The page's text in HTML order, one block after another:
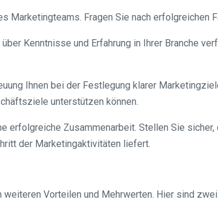
Marketingteams. Fragen Sie nach erfolgreichen
Kenntnisse und Erfahrung in Ihrer Branche
Ihnen bei der Festlegung klarer
unterstützen können.
erfolgreiche Zusammenarbeit. Stellen Sie
der Marketingaktivitäten liefert.
Vorteilen und Mehrwerten. Hier sind